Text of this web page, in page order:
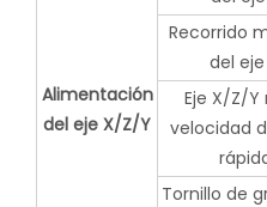
Alimentación
del eje X/Z/Y
Recorrido
del eje
Eje X/Z/Y
velocidad
Tornillo de